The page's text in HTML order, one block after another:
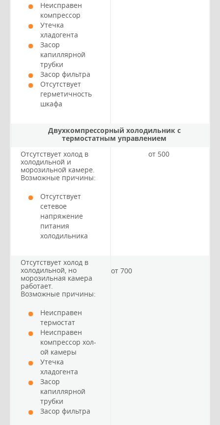
Неисправен
компрессор
Утечка
хладогента
Засор
капиллярной
трубки
Засор фильтра
Отсутствует
герметичность
шкафа
Двухкомпрессорный холодильник с
термостатным управлением
Отсутствует холод в
холодильной и
морозильной камере.
Возможные причины:
Отсутствует
сетевое
напряжение
питания
холодильника
от 500
Отсутствует холод в
холодильной, но
морозильная камера
работает.
Возможные причины:
Неисправен
термостат
Неисправен
компрессор хол-
ой камеры
Утечка
хладогента
Засор
капиллярной
трубки
Засор фильтра
от 700